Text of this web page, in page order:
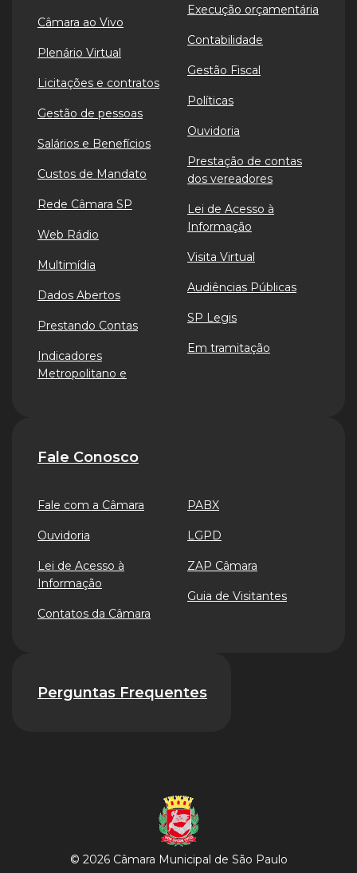
Câmara ao Vivo
Plenário Virtual
Licitações e contratos
Gestão de pessoas
Salários e Benefícios
Custos de Mandato
Rede Câmara SP
Web Rádio
Multimídia
Dados Abertos
Prestando Contas
Indicadores
Metropolitano e
Execução orçamentária
Contabilidade
Gestão Fiscal
Políticas
Ouvidoria
Prestação de contas
dos vereadores
Lei de Acesso à
Informação
Visita Virtual
Audiências Públicas
SP Legis
Em tramitação
Fale Conosco
Fale com a Câmara
Ouvidoria
Lei de Acesso à
Informação
Contatos da Câmara
PABX
LGPD
ZAP Câmara
Guia de Visitantes
Perguntas Frequentes
© 2026 Câmara Municipal de São Paulo